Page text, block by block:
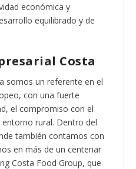
económica y
equilibrado y de
Costa
somos un referente en el
con una fuerte
el compromiso con el
rural. Dentro del
también contamos con
en más de un centenar
Costa Food Group, que